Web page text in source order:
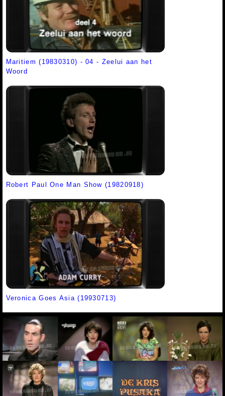
Maritiem (19830310) - 04 - Zeelui aan het
Woord
Robert Paul One Man Show (19820918)
Veronica Goes Asia (19930713)